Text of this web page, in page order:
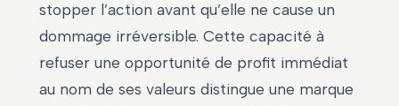
stopper l’action avant qu’elle ne cause un
dommage irréversible. Cette capacité à
refuser une opportunité de profit immédiat
au nom de ses valeurs distingue une marque